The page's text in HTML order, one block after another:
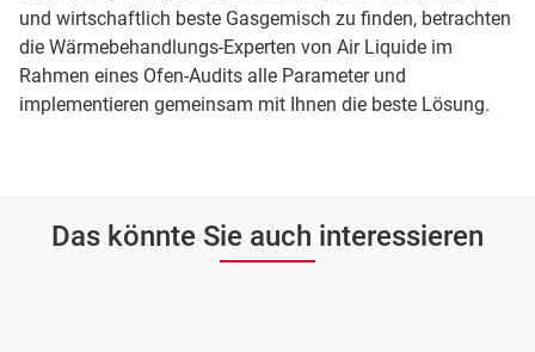
und wirtschaftlich beste Gasgemisch zu finden, betrachten
die Wärmebehandlungs-Experten von Air Liquide im
Rahmen eines Ofen-Audits alle Parameter und
implementieren gemeinsam mit Ihnen die beste Lösung.
Das könnte Sie auch interessieren